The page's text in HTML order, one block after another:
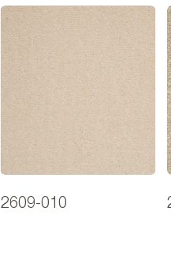
2609-010